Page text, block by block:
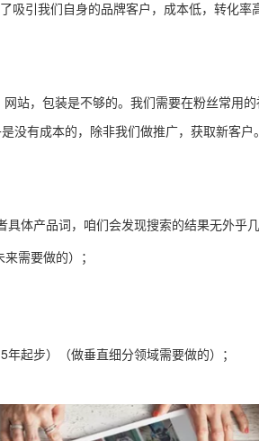
引我们自身的品牌客户，成本低，转化率
站，包装是不够的。我们需要在粉丝常用
没有成本的，除非我们做推广，获取新客
体产品词，咱们会发现搜索的结果无外乎几
需要做的）；
起步）（做垂直细分领域需要做的）；